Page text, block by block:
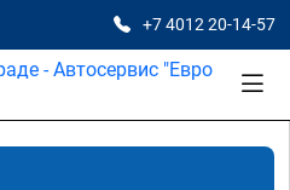
+7 4012 20-14-57